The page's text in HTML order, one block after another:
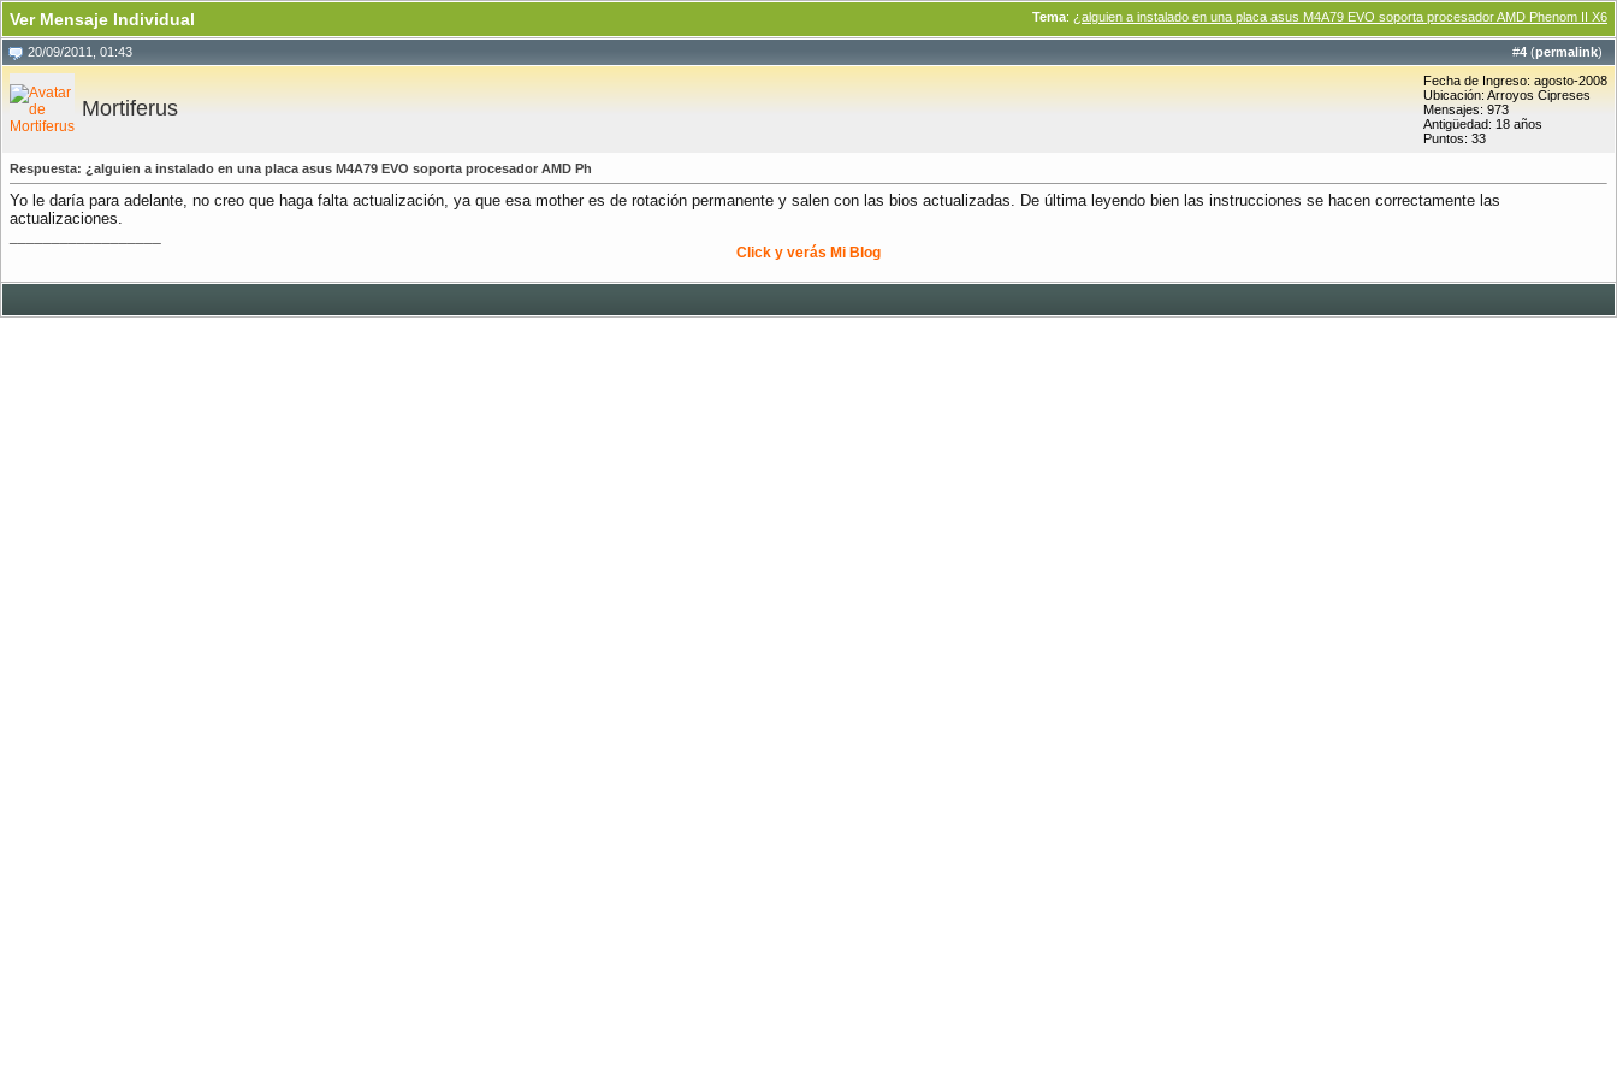
Tema: ¿alguien a instalado en una placa asus M4A79 EVO soporta procesador AMD Phenom II X6
Ver Mensaje Individual
#4 (permalink)
20/09/2011, 01:43
Mortiferus
Fecha de Ingreso: agosto-2008
Ubicación: Arroyos Cipreses
Mensajes: 973
Antigüedad: 18 años
Puntos: 33
Respuesta: ¿alguien a instalado en una placa asus M4A79 EVO soporta procesador AMD Ph
Yo le daría para adelante, no creo que haga falta actualización, ya que esa mother es de rotación permanente y salen con las bios actualizadas. De última leyendo bien las instrucciones se hacen correctamente las
actualizaciones.
Click y verás Mi Blog